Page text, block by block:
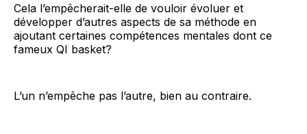
Cela l’empêcherait-elle de vouloir évoluer et
développer d’autres aspects de sa méthode en
ajoutant certaines compétences mentales dont ce
fameux QI basket?
L’un n’empêche pas l’autre, bien au contraire.